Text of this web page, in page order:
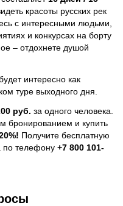
красоты русских рек
с интересными людьми,
и конкурсах на борту
– отдохнете душой
интересно как
туре выходного дня.
руб. за одного человека.
бронированием и купить
Получите бесплатную
по телефону +7 800 101-